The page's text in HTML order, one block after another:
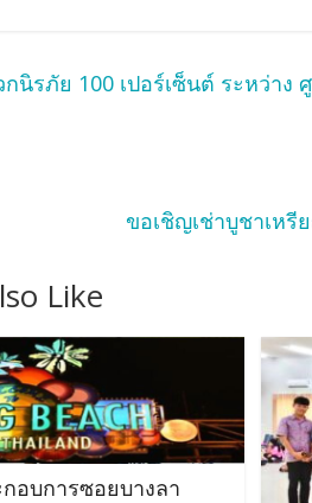
นิรภัย 100 เปอร์เซ็นต์ ระหว่า
ขอเชิญเช่าบูชาเหรี
Like
อบการซอยบางลา